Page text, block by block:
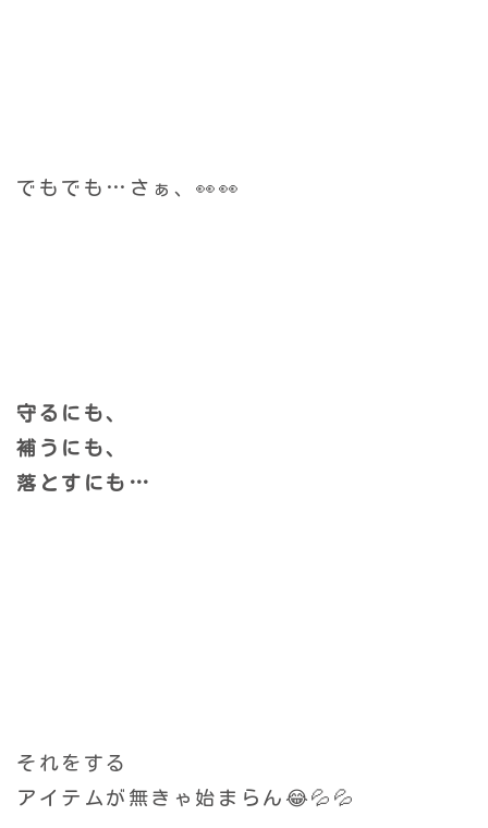
でもでも…さぁ、👀👀
守るにも、
補うにも、
落とすにも…
それをする
アイテムが無きゃ始まらん😂💦💦